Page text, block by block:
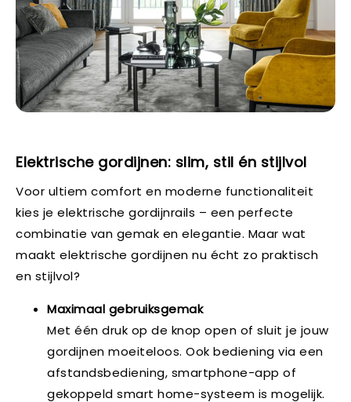
Elektrische gordijnen: slim, stil én stijlvol
Voor ultiem comfort en moderne functionaliteit
kies je elektrische gordijnrails – een perfecte
combinatie van gemak en elegantie. Maar wat
maakt elektrische gordijnen nu écht zo praktisch
en stijlvol?
Maximaal gebruiksgemak
Met één druk op de knop open of sluit je jouw
gordijnen moeiteloos. Ook bediening via een
afstandsbediening, smartphone-app of
gekoppeld smart home-systeem is mogelijk.